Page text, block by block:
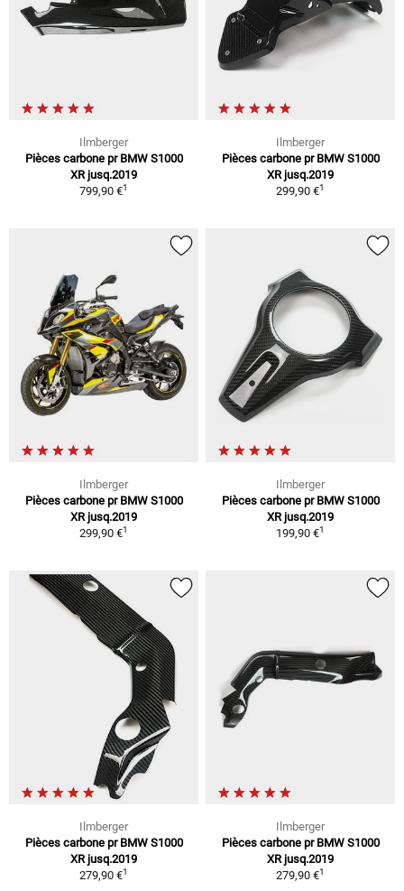
Ilmberger
Pièces carbone pr BMW S1000
XR jusq.2019
799,90 €1
Ilmberger
Pièces carbone pr BMW S1000
XR jusq.2019
299,90 €1
Ilmberger
Pièces carbone pr BMW S1000
XR jusq.2019
299,90 €1
Ilmberger
Pièces carbone pr BMW S1000
XR jusq.2019
199,90 €1
Ilmberger
Pièces carbone pr BMW S1000
XR jusq.2019
279,90 €1
Ilmberger
Pièces carbone pr BMW S1000
XR jusq.2019
279,90 €1